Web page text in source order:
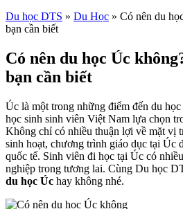
Du học DTS » Du Học » Có nên du
bạn cần biết
Có nên du học Úc
bạn cần biết
Úc là một trong những điểm đến du
học sinh sinh viên Việt Nam lựa chọn
Không chỉ có nhiều thuận lợi về mặt vị
sinh hoạt, chương trình giáo dục tại Úc
quốc tế. Sinh viên đi học tại Úc có
nghiệp trong tương lai. Cùng Du học
du học Úc hay không nhé.